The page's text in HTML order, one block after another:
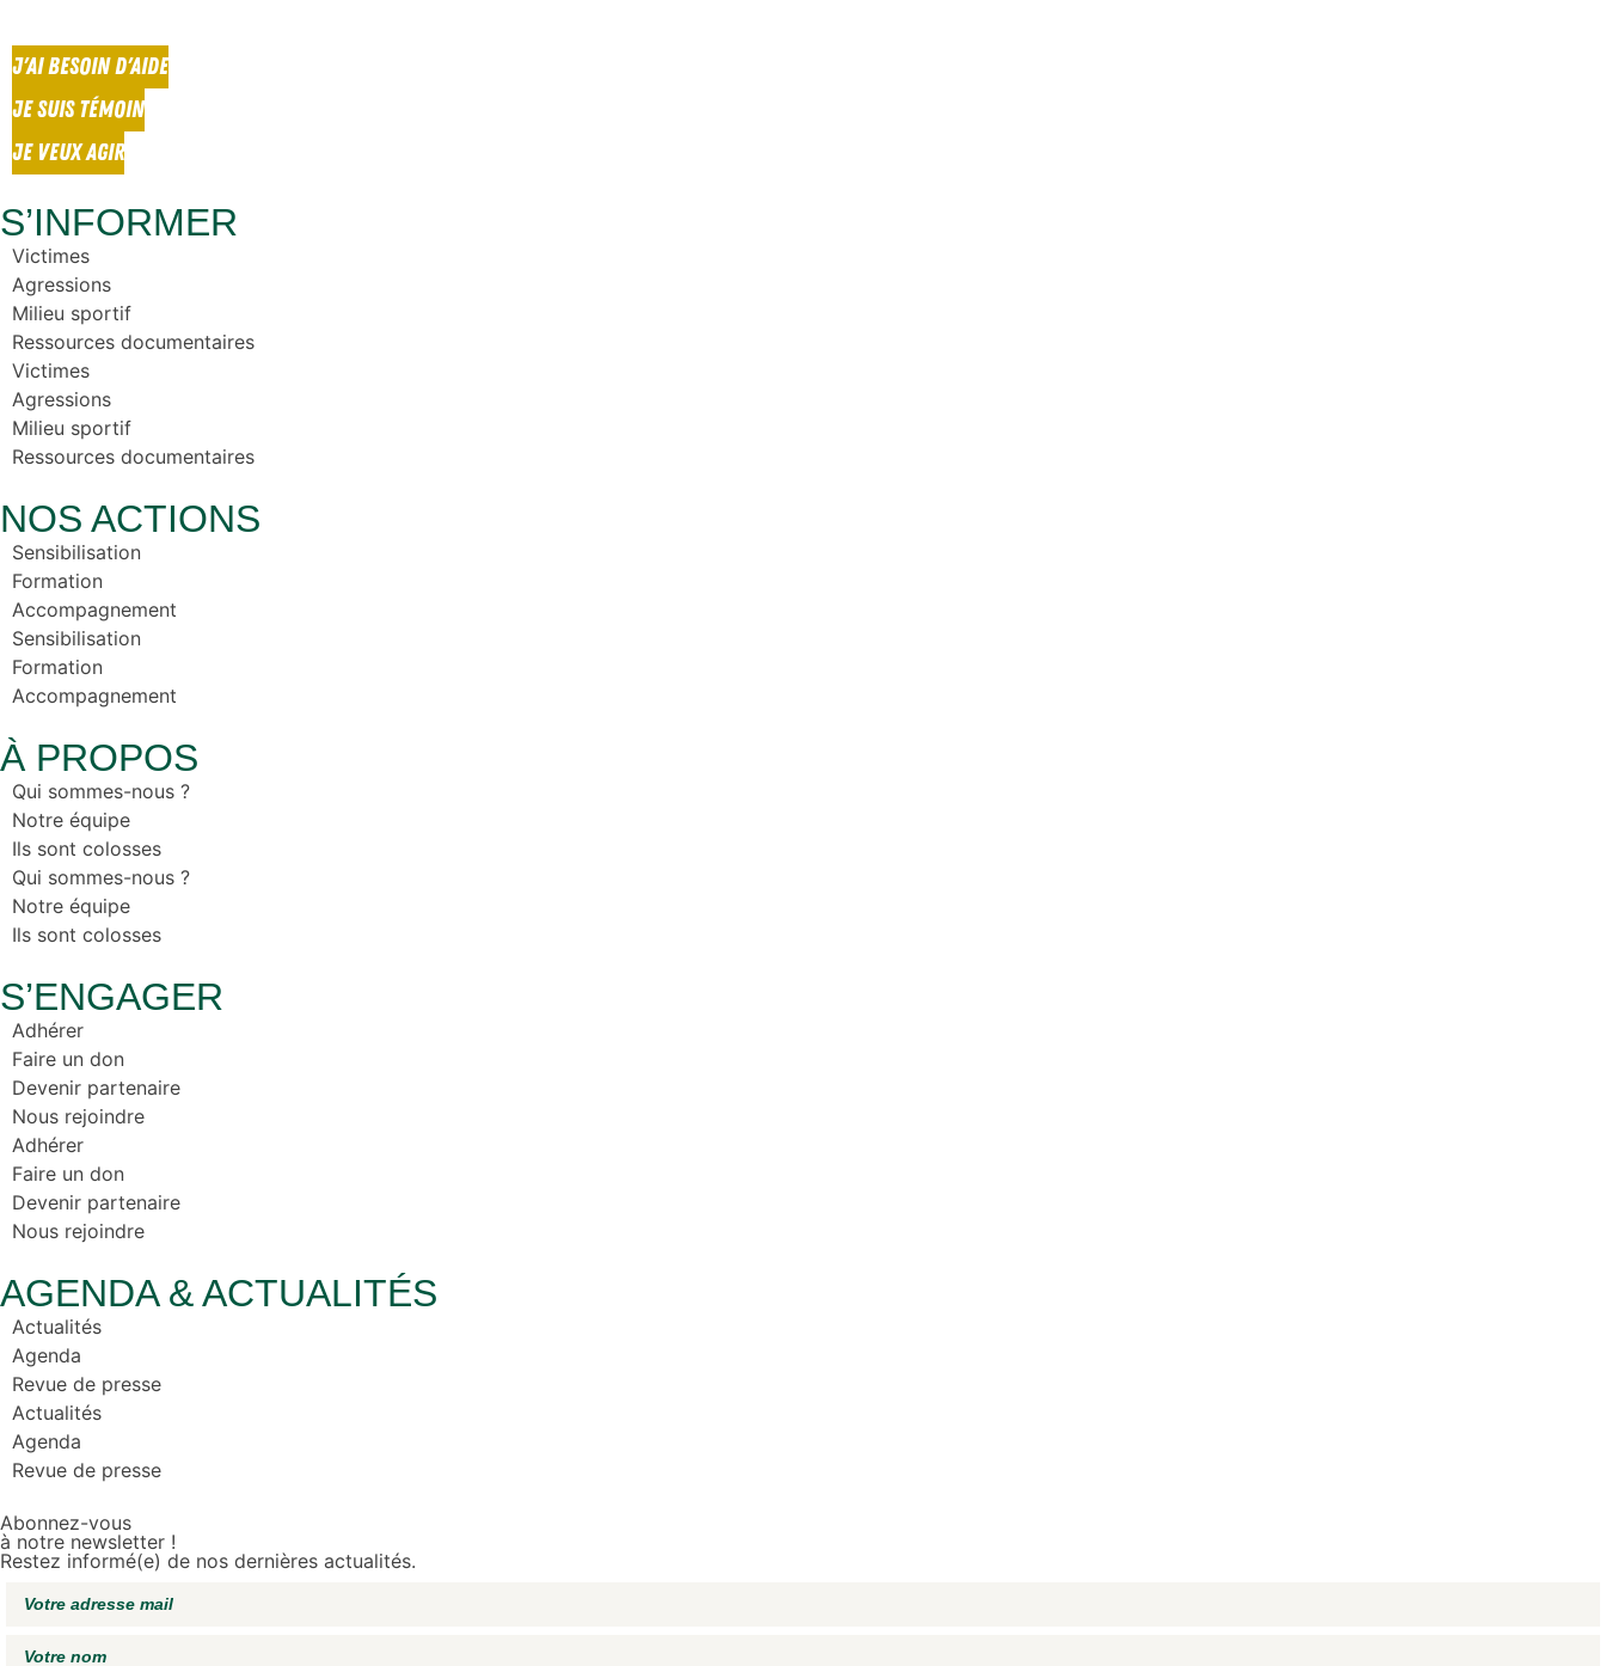
J'AI BESOIN D'AIDE
JE SUIS TÉMOIN
JE VEUX AGIR
S’INFORMER
Victimes
Agressions
Milieu sportif
Ressources documentaires
Victimes
Agressions
Milieu sportif
Ressources documentaires
NOS ACTIONS
Sensibilisation
Formation
Accompagnement
Sensibilisation
Formation
Accompagnement
À PROPOS
Qui sommes-nous ?
Notre équipe
Ils sont colosses
Qui sommes-nous ?
Notre équipe
Ils sont colosses
S’ENGAGER
Adhérer
Faire un don
Devenir partenaire
Nous rejoindre
Adhérer
Faire un don
Devenir partenaire
Nous rejoindre
AGENDA & ACTUALITÉS
Actualités
Agenda
Revue de presse
Actualités
Agenda
Revue de presse
Abonnez-vous
à notre newsletter !
Restez informé(e) de nos dernières actualités.